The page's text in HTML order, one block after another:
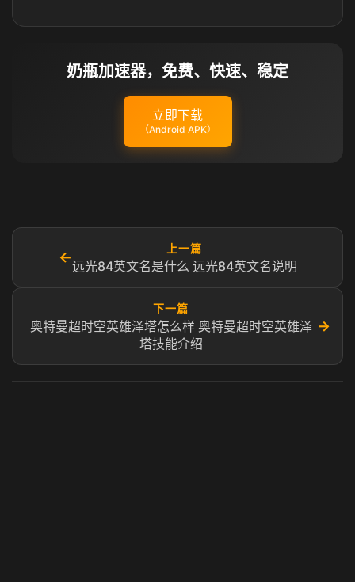
奶瓶加速器，免费、快速、稳定
立即下载
（Android APK）
←
上一篇
远光84英文名是什么 远光84英文名说明
下一篇
奥特曼超时空英雄泽塔怎么样 奥特曼超时空英雄泽
塔技能介绍
→